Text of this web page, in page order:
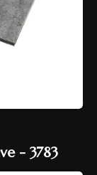
- 3783